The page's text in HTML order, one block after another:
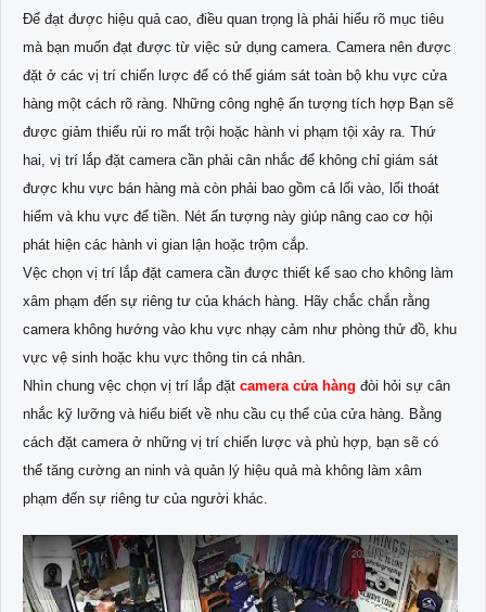
Để đạt được hiệu quả cao, điều quan trọng là phải hiểu rõ mục tiêu
mà bạn muốn đạt được từ việc sử dụng camera. Camera nên được
đặt ở các vị trí chiến lược để có thể giám sát toàn bộ khu vực cửa
hàng một cách rõ ràng. Những công nghệ ấn tượng tích hợp Bạn sẽ
được giảm thiểu rủi ro mất trội hoặc hành vi phạm tội xảy ra. Thứ
hai, vị trí lắp đặt camera cần phải cân nhắc để không chỉ giám sát
được khu vực bán hàng mà còn phải bao gồm cả lối vào, lối thoát
hiểm và khu vực để tiền. Nét ấn tượng này giúp nâng cao cơ hội
phát hiện các hành vi gian lận hoặc trộm cắp.
Vệc chọn vị trí lắp đặt camera cần được thiết kế sao cho không làm
xâm phạm đến sự riêng tư của khách hàng. Hãy chắc chắn rằng
camera không hướng vào khu vực nhạy cảm như phòng thử đồ, khu
vực vệ sinh hoặc khu vực thông tin cá nhân.
Nhìn chung vệc chọn vị trí lắp đặt camera cửa hàng đòi hỏi sự cân
nhắc kỹ lưỡng và hiểu biết về nhu cầu cụ thể của cửa hàng. Bằng
cách đặt camera ở những vị trí chiến lược và phù hợp, bạn sẽ có
thể tăng cường an ninh và quản lý hiệu quả mà không làm xâm
phạm đến sự riêng tư của người khác.